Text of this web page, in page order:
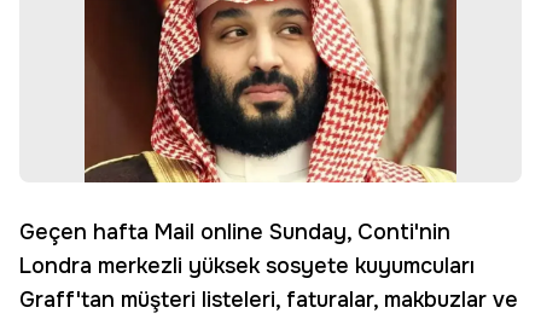
Geçen hafta Mail online Sunday, Conti'nin
Londra merkezli yüksek sosyete kuyumcuları
Graff'tan müşteri listeleri, faturalar, makbuzlar ve